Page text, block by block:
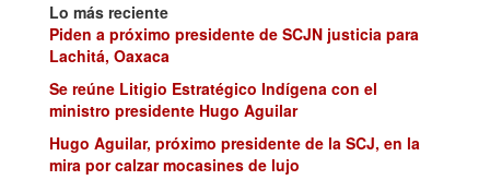
Lo más reciente
Piden a próximo presidente de SCJN justicia para
Lachitá, Oaxaca
Se reúne Litigio Estratégico Indígena con el
ministro presidente Hugo Aguilar
Hugo Aguilar, próximo presidente de la SCJ, en la
mira por calzar mocasines de lujo